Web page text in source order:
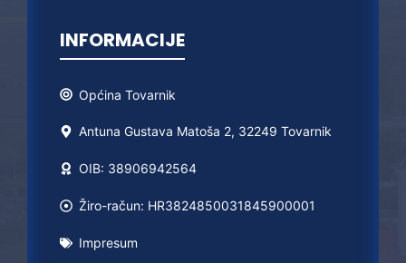
INFORMACIJE
Općina Tovarnik
Antuna Gustava Matoša 2, 32249 Tovarnik
OIB: 38906942564
Žiro-račun: HR3824850031845900001
Impresum